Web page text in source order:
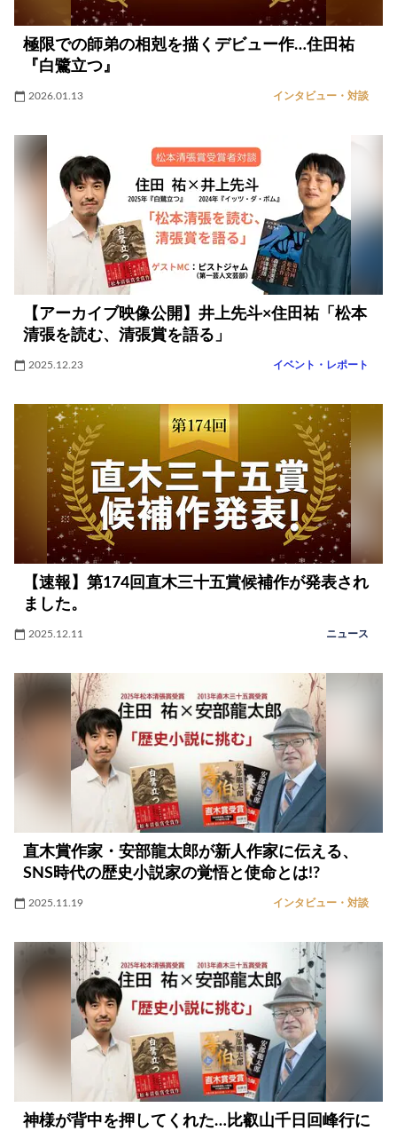
極限での師弟の相剋を描くデビュー作…住田祐
『白鷺立つ』
2026.01.13 インタビュー・対談
【アーカイブ映像公開】井上先斗×住田祐「松本
清張を読む、清張賞を語る」
2025.12.23 イベント・レポート
【速報】第174回直木三十五賞候補作が発表され
ました。
2025.12.11 ニュース
直木賞作家・安部龍太郎が新人作家に伝える、
SNS時代の歴史小説家の覚悟と使命とは!?
2025.11.19 インタビュー・対談
神様が背中を押してくれた…比叡山千日回峰行に